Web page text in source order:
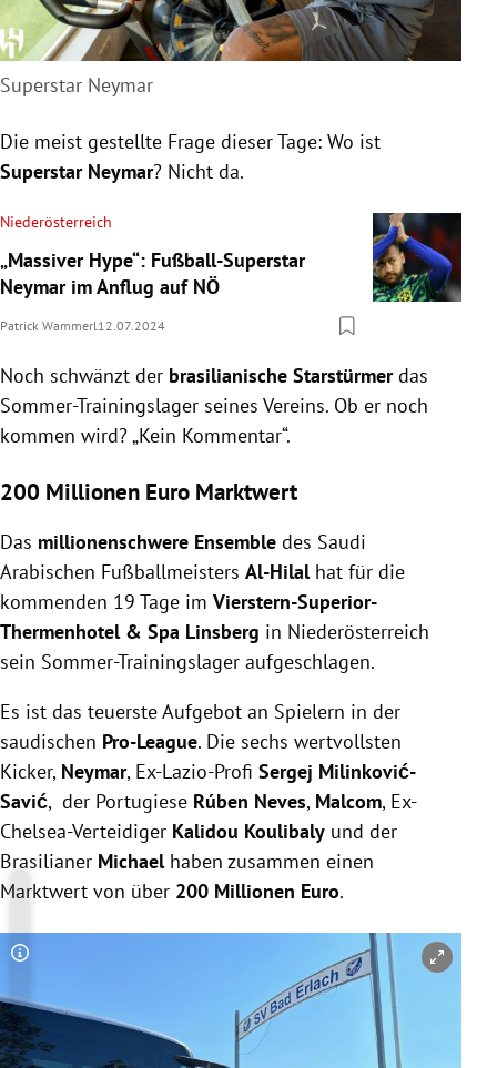
Superstar Neymar
Die meist gestellte Frage dieser Tage: Wo ist
Superstar Neymar? Nicht da.
Niederösterreich
„Massiver Hype“: Fußball-Superstar
Neymar im Anflug auf NÖ
Patrick Wammerl12.07.2024
Noch schwänzt der brasilianische Starstürmerdas
Sommer-Trainingslager seines Vereins. Ob er noch
kommen wird? „Kein Kommentar“.
200 Millionen Euro Marktwert
Das millionenschwere Ensemble des Saudi
Arabischen Fußballmeisters Al-Hilalhat für die
kommenden 19 Tage im Vierstern-Superior-
Thermenhotel & Spa Linsberg in Niederösterreich
sein Sommer-Trainingslager aufgeschlagen.
Es ist das teuerste Aufgebot an Spielern in der
saudischen Pro-League. Die sechs wertvollsten
Kicker, Neymar, Ex-Lazio-Profi Sergej Milinković-
Savić, der Portugiese Rúben Neves, Malcom, Ex-
Chelsea-Verteidiger Kalidou Koulibaly und der
Brasilianer Michaelhaben zusammen einen
Marktwert von über 200 Millionen Euro.
Copyright-Hinweis öffnen/schließen